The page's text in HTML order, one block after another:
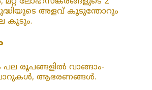
അളവ് കൂടുന്തോറും
കൂടും.
പല രൂപങ്ങളിൽ വാങ്ങാം-
ആഭരണങ്ങൾ.